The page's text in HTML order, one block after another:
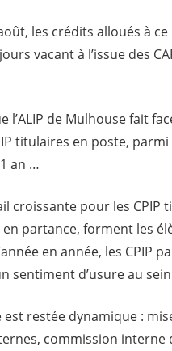
les crédits alloués à
vacant à l’issue des
l’ALIP de Mulhouse fait
titulaires en poste,
an …
croissante pour les
partance, forment les
en année, les CPIP
d’usure au sein
est restée dynamique :
commission